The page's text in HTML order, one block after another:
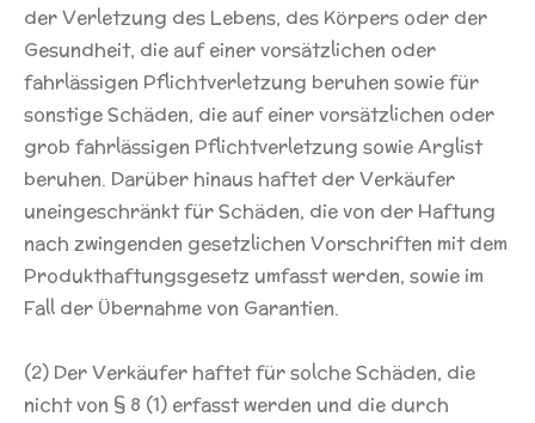
der Verletzung des Lebens, des Körpers oder der
Gesundheit, die auf einer vorsätzlichen oder
fahrlässigen Pflichtverletzung beruhen sowie für
sonstige Schäden, die auf einer vorsätzlichen oder
grob fahrlässigen Pflichtverletzung sowie Arglist
beruhen. Darüber hinaus haftet der Verkäufer
uneingeschränkt für Schäden, die von der Haftung
nach zwingenden gesetzlichen Vorschriften mit dem
Produkthaftungsgesetz umfasst werden, sowie im
Fall der Übernahme von Garantien.
(2) Der Verkäufer haftet für solche Schäden, die
nicht von § 8 (1) erfasst werden und die durch